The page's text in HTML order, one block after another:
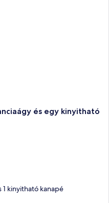
és egy kinyitható
1 kinyitható kanapé